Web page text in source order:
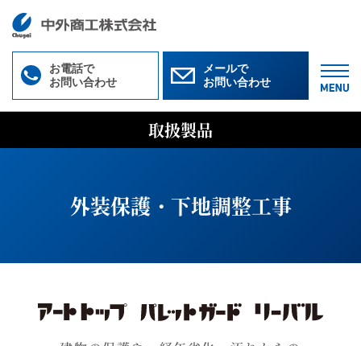
お電話で
お問い合わせ
メールで
お問い合わせ
取扱製品
外装保護・下地調整工事